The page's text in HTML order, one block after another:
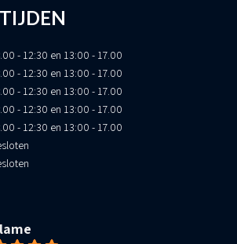
- 12:30 en 13:00 - 17.00
- 12:30 en 13:00 - 17.00
- 12:30 en 13:00 - 17.00
- 12:30 en 13:00 - 17.00
- 12:30 en 13:00 - 17.00